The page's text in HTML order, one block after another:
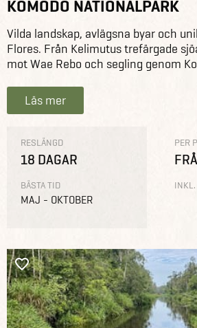
KOMODO NATIONALPARK
Vilda landskap, avlägsna byar och
Flores. Från Kelimutus trefärgade
mot Wae Rebo och segling genom
Läs mer
RESLÄNGD
18 DAGAR
BÄSTA TID
MAJ - OKTOBER
PER
INKL.